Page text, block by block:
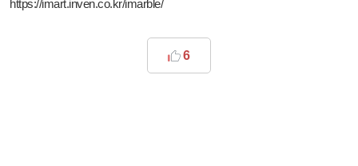
https://imart.inven.co.kr/imarble/
6